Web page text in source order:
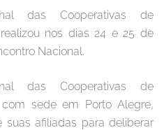
das Cooperativas de
nos dias 24 e 25 de
Nacional.
das Cooperativas de
sede em Porto Alegre,
suas afiliadas para deliberar